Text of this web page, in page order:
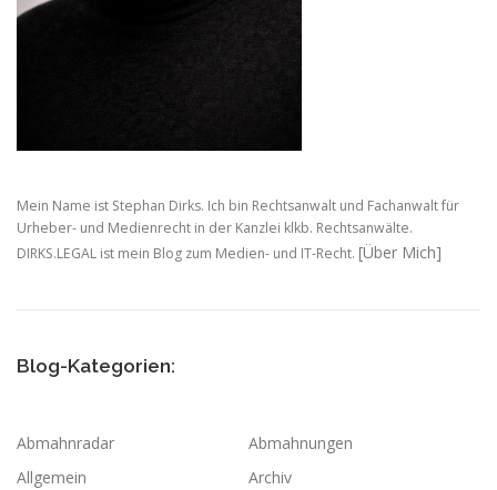
Mein Name ist Stephan Dirks. Ich bin Rechtsanwalt und Fachanwalt für
Urheber- und Medienrecht in der Kanzlei klkb. Rechtsanwälte.
DIRKS.LEGAL ist mein Blog zum Medien- und IT-Recht. [Über Mich]
Blog-Kategorien:
Abmahnradar
Abmahnungen
Allgemein
Archiv